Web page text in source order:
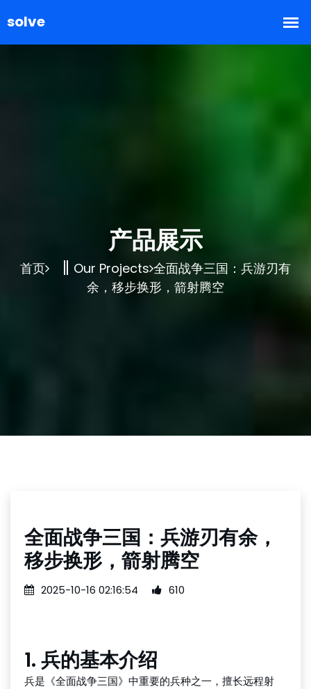
产品展示
首页 Our Projects 全面战争三国：兵游刃有
余，移步换形，箭射腾空
全面战争三国：兵游刃有余，
移步换形，箭射腾空
2025-10-16 02:16:54 610
1. 兵的基本介绍
兵是《全面战争三国》中重要的兵种之一，擅长远程射